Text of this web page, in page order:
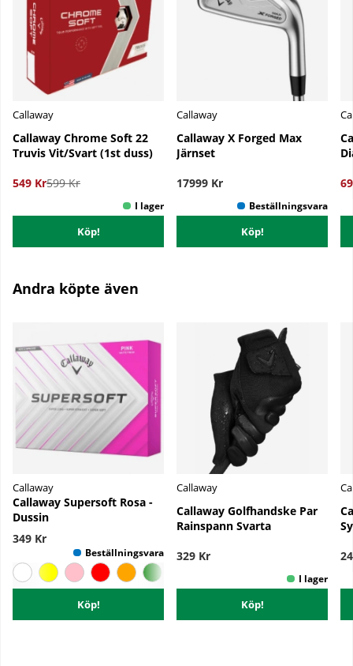
Callaway
Callaway Chrome Soft 22
Truvis Vit/Svart (1st duss)
549 Kr599 Kr
Köp!
Callaway
Callaway X Forged Max
Järnset
17999 Kr
Köp!
Andra köpte även
Callaway
Callaway Supersoft Rosa -
Dussin
349 Kr
Köp!
Callaway
Callaway Golfhandske Par
Rainspann Svarta
329 Kr
Köp!